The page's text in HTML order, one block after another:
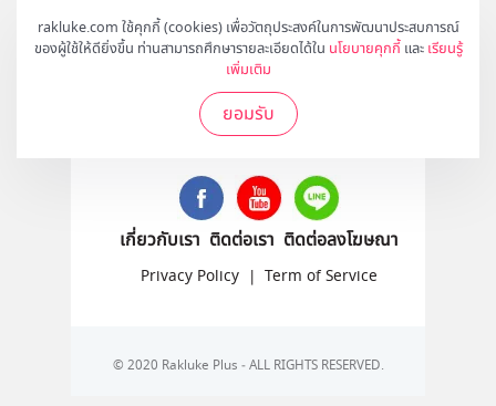
rakluke.com ใช้คุกกี้ (cookies) เพื่อวัตถุประสงค์ในการพัฒนาประสบการณ์
ของผู้ใช้ให้ดียิ่งขึ้น ท่านสามารถศึกษารายละเอียดได้ใน นโยบายคุกกี้ และ เรียนรู้
เพิ่มเติม
ยอมรับ
สมัคร
ติดตามเราได้ที่
เกี่ยวกับเรา ติดต่อเรา ติดต่อลงโฆษณา
Privacy Policy | Term of Service
© 2020 Rakluke Plus - ALL RIGHTS RESERVED.